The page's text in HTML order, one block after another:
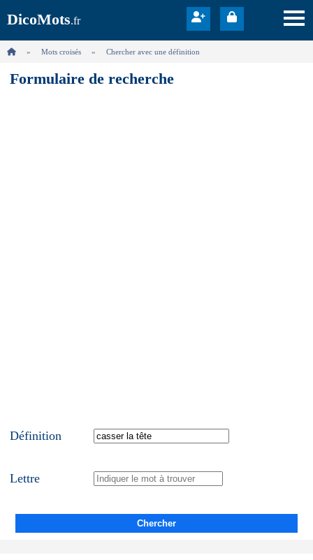
DicoMots.fr
Mots croisés Chercher avec une définition
Formulaire de recherche
Définition
Lettre
Chercher